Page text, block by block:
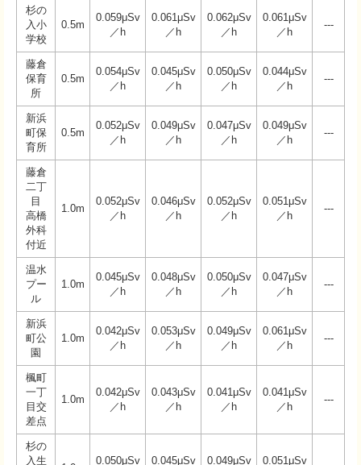
杉の
入小
学校
0.5m
0.059μSv
／h
0.061μSv
／h
0.062μSv
／h
0.061μSv
／h
---
藤倉
保育
所
0.5m
0.054μSv
／h
0.045μSv
／h
0.050μSv
／h
0.044μSv
／h
---
新浜
町保
育所
0.5m
0.052μSv
／h
0.049μSv
／h
0.047μSv
／h
0.049μSv
／h
---
藤倉
二丁
目
高橋
外科
付近
1.0m
0.052μSv
／h
0.046μSv
／h
0.052μSv
／h
0.051μSv
／h
---
温水
プー
ル
1.0m
0.045μSv
／h
0.048μSv
／h
0.050μSv
／h
0.047μSv
／h
---
新浜
町公
園
1.0m
0.042μSv
／h
0.053μSv
／h
0.049μSv
／h
0.061μSv
／h
---
楓町
一丁
目交
差点
1.0m
0.042μSv
／h
0.043μSv
／h
0.041μSv
／h
0.041μSv
／h
---
杉の
入生
0.050μSv
0.045μSv
0.049μSv
0.051μSv